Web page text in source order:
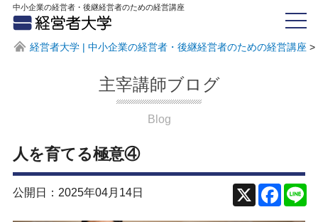
中小企業の経営者・後継経営者のための経営講座
経営者大学 | 中小企業の経営者・後継経営者のための経営講座 >
主宰講師ブログ
Blog
人を育てる極意④
公開日：2025年04月14日